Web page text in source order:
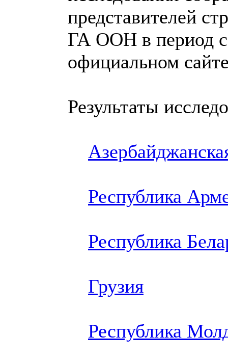
представителей
ГА ООН в период с
официальном
Результаты
Республика
Республика
Грузия
Республика